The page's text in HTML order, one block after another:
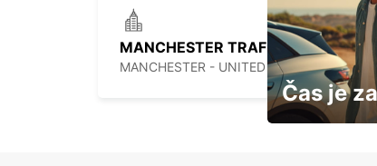
MANCHESTER TRAFFORD PARK
MANCHESTER - UNITED KINGDOM
Čas je